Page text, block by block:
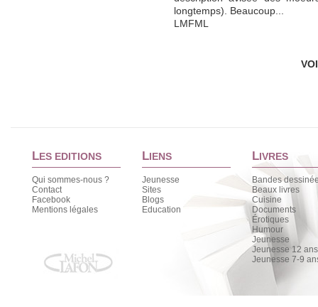
longtemps). Beaucoup...
LMFML
LES EDITIONS
Qui sommes-nous ?
Contact
Facebook
Mentions légales
LIENS
Jeunesse
Sites
Blogs
Education
LIVRES
Bandes
Beaux livres
Cuisine
Documents
Érotiques
Humour
Jeunesse
Jeunesse 12
Jeunesse 7-9